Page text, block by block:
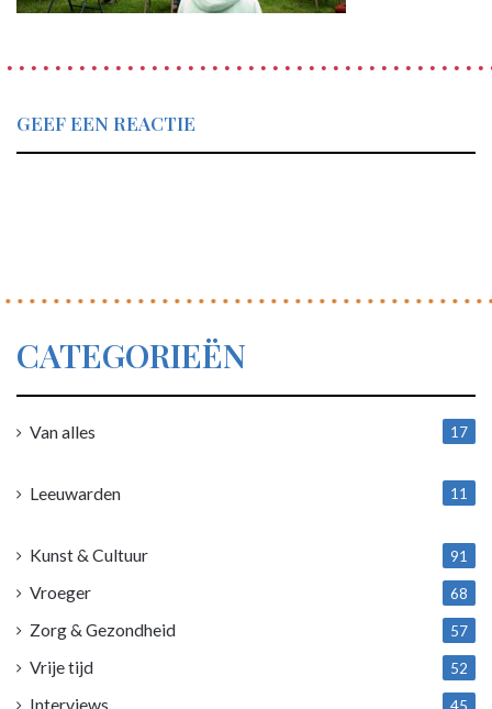
GEEF EEN REACTIE
CATEGORIEËN
Van alles
17
Leeuwarden
11
Kunst & Cultuur 91
Vroeger 68
Zorg & Gezondheid 57
Vrije tijd 52
Interviews 45